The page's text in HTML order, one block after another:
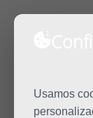
Usamos